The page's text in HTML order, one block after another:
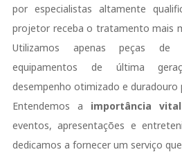
por especialistas altamente
projetor receba o tratamento mais
Utilizamos apenas peças de
equipamentos de última
desempenho otimizado e duradouro
Entendemos a importância vital
eventos, apresentações e
dedicamos a fornecer um serviço